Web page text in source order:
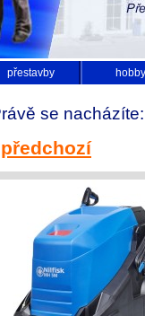
přestavby hobby
se